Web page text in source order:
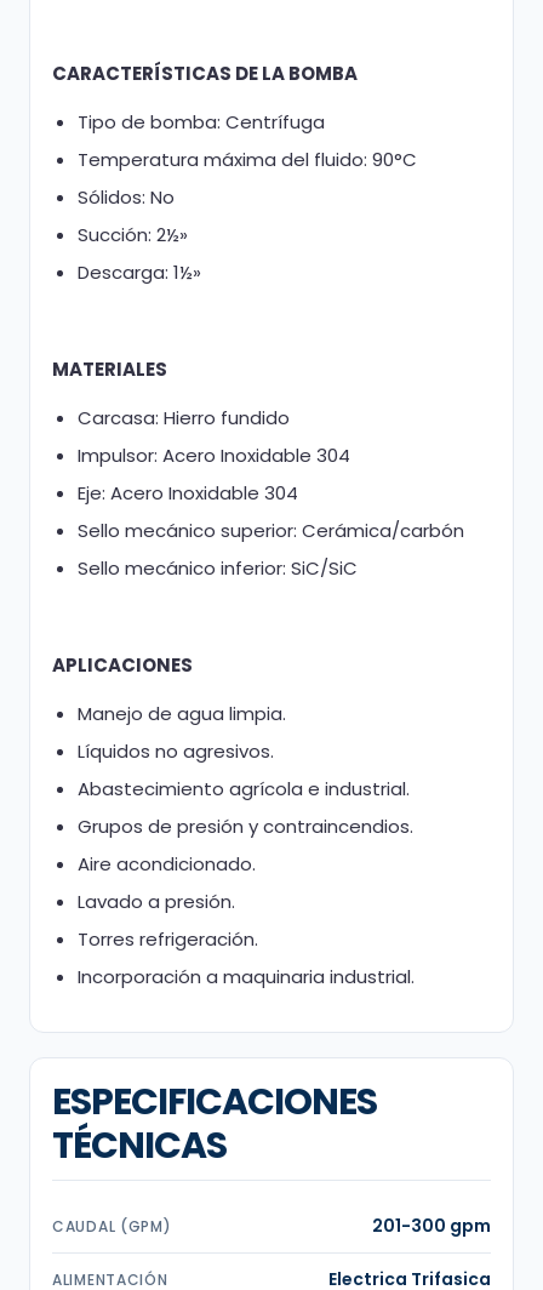
CARACTERÍSTICAS DE LA BOMBA
Tipo de bomba: Centrífuga
Temperatura máxima del fluido: 90°C
Sólidos: No
Succión: 2½»
Descarga: 1½»
MATERIALES
Carcasa: Hierro fundido
Impulsor: Acero Inoxidable 304
Eje: Acero Inoxidable 304
Sello mecánico superior: Cerámica/carbón
Sello mecánico inferior: SiC/SiC
APLICACIONES
Manejo de agua limpia.
Líquidos no agresivos.
Abastecimiento agrícola e industrial.
Grupos de presión y contraincendios.
Aire acondicionado.
Lavado a presión.
Torres refrigeración.
Incorporación a maquinaria industrial.
ESPECIFICACIONES
TÉCNICAS
CAUDAL (GPM) 201-300 gpm
ALIMENTACIÓN Electrica Trifasica